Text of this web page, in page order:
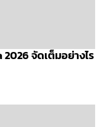
จัดเต็มอย่างไร